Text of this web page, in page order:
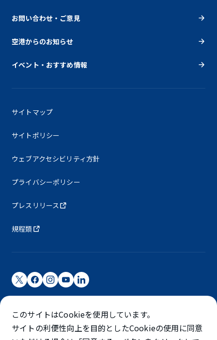
お問い合わせ・ご意見
空港からのお知らせ
イベント・おすすめ情報
サイトマップ
サイトポリシー
ウェブアクセシビリティ方針
プライバシーポリシー
プレスリリース
規程類
成田国際空港株式会社
成田国際空港は成田国際空港㈱（NAA）が運営しています
©NARITA INTERNATIONAL AIRPORT CORPORATION
このサイトはCookieを使用しています。
サイトの利便性向上を目的としたCookieの使用に同意